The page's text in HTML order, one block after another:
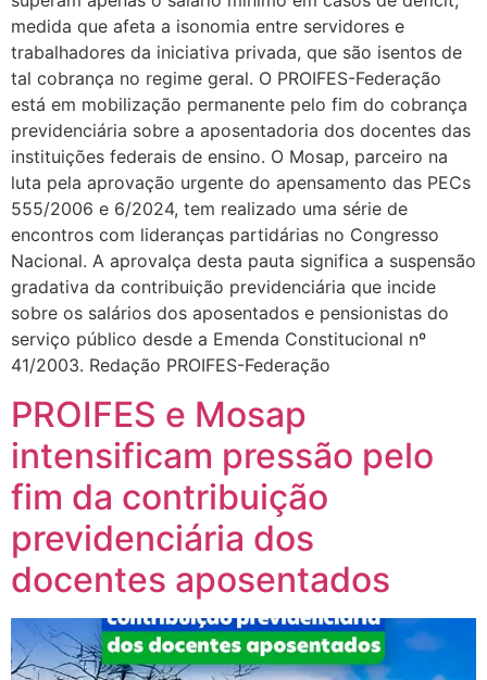
medida que afeta a isonomia entre servidores e
trabalhadores da iniciativa privada, que são isentos de
tal cobrança no regime geral. O PROIFES-Federação
está em mobilização permanente pelo fim do cobrança
previdenciária sobre a aposentadoria dos docentes das
instituições federais de ensino. O Mosap, parceiro na
luta pela aprovação urgente do apensamento das PECs
555/2006 e 6/2024, tem realizado uma série de
encontros com lideranças partidárias no Congresso
Nacional. A aprovalça desta pauta significa a suspensão
gradativa da contribuição previdenciária que incide
sobre os salários dos aposentados e pensionistas do
serviço público desde a Emenda Constitucional nº
41/2003. Redação PROIFES-Federação
PROIFES e Mosap
intensificam pressão pelo
fim da contribuição
previdenciária dos
docentes aposentados